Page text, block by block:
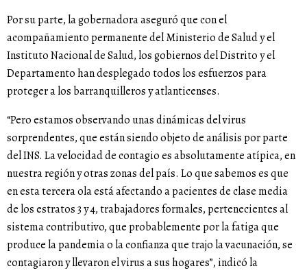
Por su parte, la gobernadora aseguró que con el
acompañamiento permanente del Ministerio de Salud y el
Instituto Nacional de Salud, los gobiernos del Distrito y el
Departamento han desplegado todos los esfuerzos para
proteger a los barranquilleros y atlanticenses.
“Pero estamos observando unas dinámicas del virus
sorprendentes, que están siendo objeto de análisis por parte
del INS. La velocidad de contagio es absolutamente atípica, en
nuestra región y otras zonas del país. Lo que sabemos es que
en esta tercera ola está afectando a pacientes de clase media
de los estratos 3 y 4, trabajadores formales, pertenecientes al
sistema contributivo, que probablemente por la fatiga que
produce la pandemia o la confianza que trajo la vacunación, se
contagiaron y llevaron el virus a sus hogares”, indicó la